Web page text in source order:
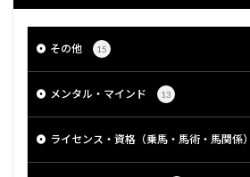
その他 15
メンタル・マインド 13
ライセンス・資格（乗馬・馬術・馬関係）